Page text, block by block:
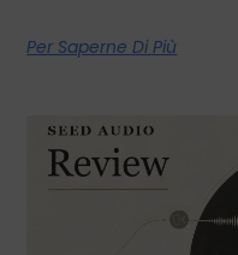
Per Saperne Di Più